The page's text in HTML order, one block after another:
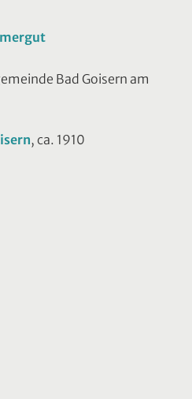
Bad Goisern am
, ca. 1910